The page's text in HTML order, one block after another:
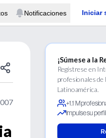
Notificaciones Iniciar
¡Súmese a la
Regístrese en
profesionales de
Latinoamérica.
+1.1 M
Impulse su perfil